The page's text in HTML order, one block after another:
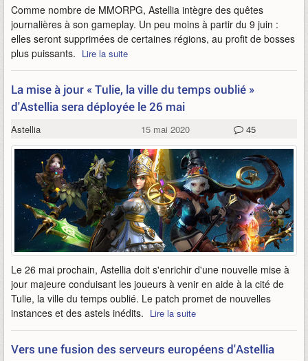
Comme nombre de MMORPG, Astellia intègre des quêtes
journalières à son gameplay. Un peu moins à partir du 9 juin :
elles seront supprimées de certaines régions, au profit de bosses
plus puissants. Lire la suite
La mise à jour « Tulie, la ville du temps oublié »
d'Astellia sera déployée le 26 mai
Astellia 15 mai 2020 45
Le 26 mai prochain, Astellia doit s'enrichir d'une nouvelle mise à
jour majeure conduisant les joueurs à venir en aide à la cité de
Tulie, la ville du temps oublié. Le patch promet de nouvelles
instances et des astels inédits. Lire la suite
Vers une fusion des serveurs européens d'Astellia